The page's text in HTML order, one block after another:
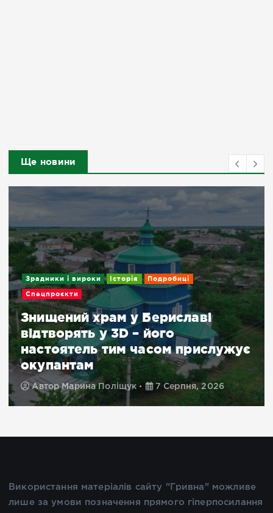
Ще новини
Історія Подробиці
храм у Бериславі
у 3D – його
тим часом прислужує
Поліщук 7 Серпня, 2026
Подробиці
«Шахраї
у пошуку
обурені
Автор
Використання матеріалів сайту "Гривна" можливе
лише за умови позначення прямого гіперпосилання